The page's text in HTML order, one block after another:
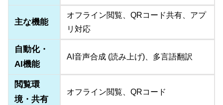
主な機能
オフライン閲覧、QRコード共有、アプ
リ対応
自動化・
AI機能
AI音声合成 (読み上げ)、多言語翻訳
閲覧環
境・共有
オフライン閲覧、QRコード